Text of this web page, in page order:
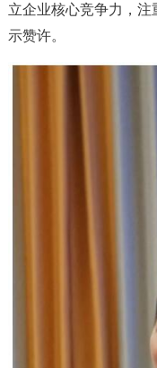
立企业核心竞争力，
示赞许。